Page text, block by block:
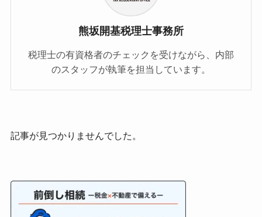
熊坂開基税理士事務所
税理士の有資格者のチェックを受けながら、内部
のスタッフが執筆を担当しています。
記事が見つかりませんでした。